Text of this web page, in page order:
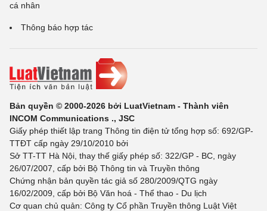
cá nhân
Thông báo hợp tác
Bản quyền © 2000-2026 bởi LuatVietnam - Thành viên
INCOM Communications ., JSC
Giấy phép thiết lập trang Thông tin điện tử tổng hợp số: 692/GP-
TTĐT cấp ngày 29/10/2010 bởi
Sở TT-TT Hà Nội, thay thế giấy phép số: 322/GP - BC, ngày
26/07/2007, cấp bởi Bộ Thông tin và Truyền thông
Chứng nhận bản quyền tác giả số 280/2009/QTG ngày
16/02/2009, cấp bởi Bộ Văn hoá - Thể thao - Du lịch
Cơ quan chủ quản: Công ty Cổ phần Truyền thông Luật Việt